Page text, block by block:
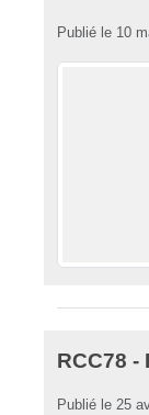
Publié le 10
RCC78 -
Publié le 25